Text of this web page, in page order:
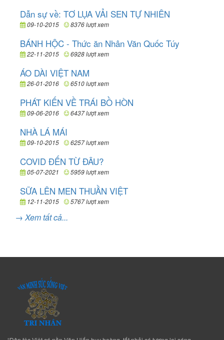
Dẫn sự về: TƠ LỤA VẢI SEN TỰ NHIÊN
09-10-2015 8376 lượt xem
BÁNH HỘC - Thức ăn Nhân Văn Quốc Túy
22-11-2015 6928 lượt xem
ÁO DÀI VIỆT NAM
26-01-2016 6510 lượt xem
PHÁT KIẾN VỀ TRÁI BỒ HÒN
09-06-2016 6437 lượt xem
NHÀ LÁ MÁI
09-10-2015 6257 lượt xem
COVID ĐẾN TỪ ĐÂU?
05-07-2021 5959 lượt xem
SỮA LÊN MEN THUẦN VIỆT
12-11-2015 5767 lượt xem
→ Xem tất cả...